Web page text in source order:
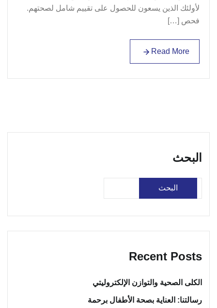
لأولئك الذين يسعون للحصول على تقييم شامل لصحتهم.
فحص […]
Read More
Read More
البحث
البحث
Recent Posts
الكلى الصحية والتوازن الإلكتروليتي
رسالتنا: العناية بصحة الأطفال برحمة